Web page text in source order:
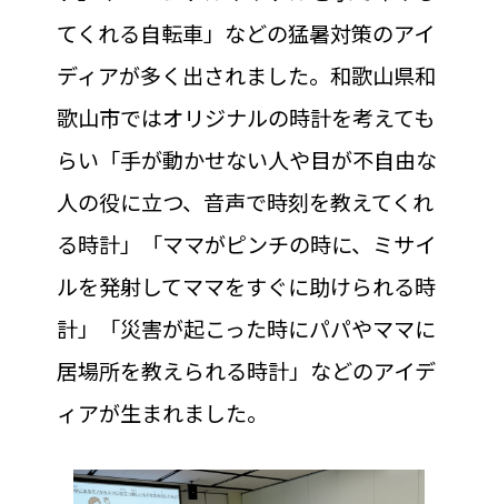
てくれる自転車」などの猛暑対策のアイ
ディアが多く出されました。和歌山県和
歌山市ではオリジナルの時計を考えても
らい「手が動かせない人や目が不自由な
人の役に立つ、音声で時刻を教えてくれ
る時計」「ママがピンチの時に、ミサイ
ルを発射してママをすぐに助けられる時
計」「災害が起こった時にパパやママに
居場所を教えられる時計」などのアイデ
ィアが生まれました。